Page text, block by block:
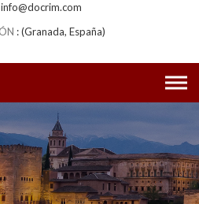
info@docrim.com
(Granada, España)